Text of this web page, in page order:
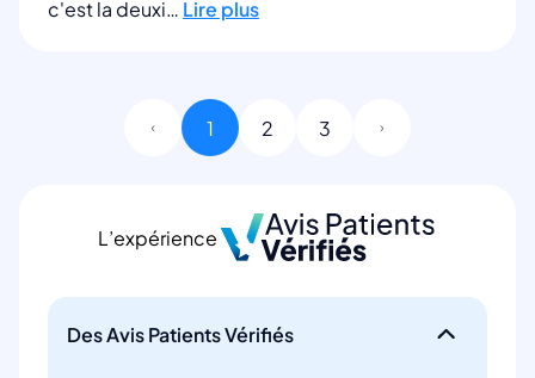
c'est la deuxi… Lire plus
1 2 3
L’expérience
Des Avis Patients Vérifiés